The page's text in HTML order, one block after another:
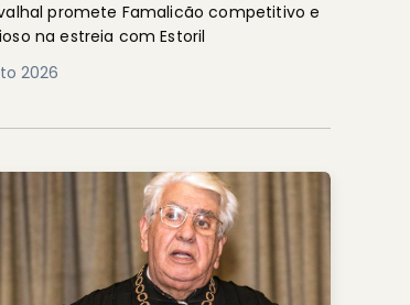
promete Famalicão competitivo e
na estreia com Estoril
2026